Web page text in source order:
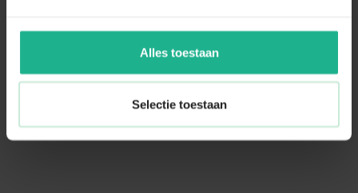
Alles toestaan
Selectie toestaan